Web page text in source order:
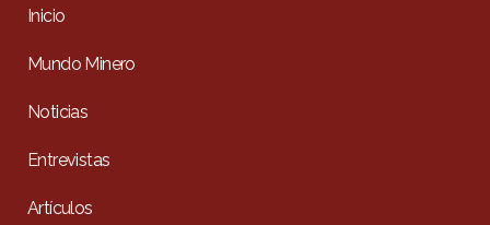
Inicio
Mundo Minero
Noticias
Entrevistas
Artículos